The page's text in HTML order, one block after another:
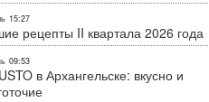
15:27
рецепты II квартала 2026 года
09:53
в Архангельске: вкусно и